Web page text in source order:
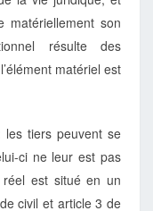
son
résulte des
matériel est
tiers peuvent se
ci ne leur est pas
est situé en un
civil et article 3 de